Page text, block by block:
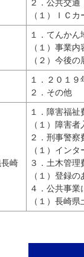
２．公共交通
（１）ＩＣ
１．てんか
（１）事業内
（２）今後の
１．２０１
２．その他
崎
１．障害福
（１）障害
２．刑事警
（１）イン
３．土木管
（１）登録
４．公共事
（１）長崎